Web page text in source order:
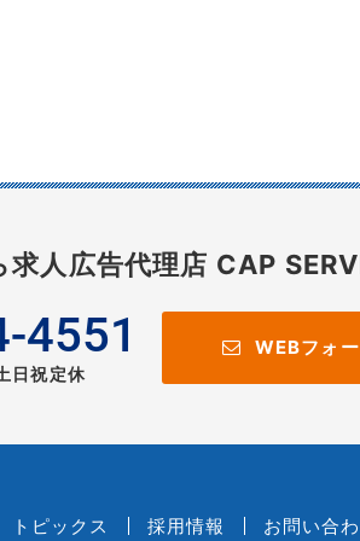
求人広告代理店 CAP
4551
日祝定休
WEBフォ
トピックス 採用情報 お問い合